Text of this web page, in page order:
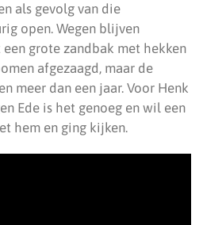
als gevolg van die
open. Wegen blijven
grote zandbak met hekken
afgezaagd, maar de
meer dan een jaar. Voor Henk
Ede is het genoeg en wil een
hem en ging kijken.